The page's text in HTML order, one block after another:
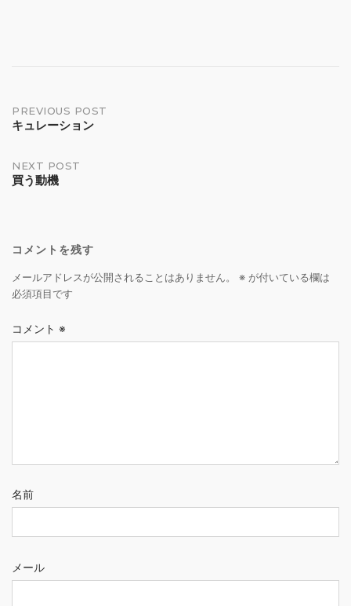
Post
PREVIOUS POST
キュレーション
NEXT POST
買う動機
コメントを残す
メールアドレスが公開されることはありません。 ※ が付いている欄は
必須項目です
コメント ※
名前
メール